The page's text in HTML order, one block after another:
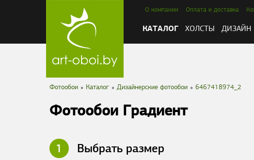
О компании Оплата и доставка
КАТАЛОГ ХОЛСТЫ ДИЗАЙН
Фотообои » Каталог » Дизайнерские фотообои » 6467418974_2
Фотообои Градиент
1 Выбрать размер